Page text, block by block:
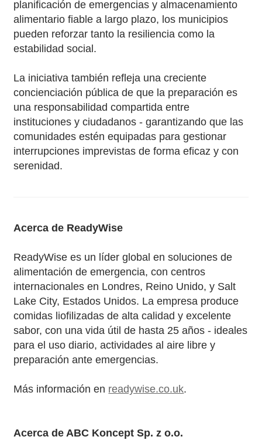
planificación de emergencias y almacenamiento
alimentario fiable a largo plazo, los municipios
pueden reforzar tanto la resiliencia como la
estabilidad social.
La iniciativa también refleja una creciente
concienciación pública de que la preparación es
una responsabilidad compartida entre
instituciones y ciudadanos - garantizando que las
comunidades estén equipadas para gestionar
interrupciones imprevistas de forma eficaz y con
serenidad.
Acerca de ReadyWise
ReadyWise es un líder global en soluciones de
alimentación de emergencia, con centros
internacionales en Londres, Reino Unido, y Salt
Lake City, Estados Unidos. La empresa produce
comidas liofilizadas de alta calidad y excelente
sabor, con una vida útil de hasta 25 años - ideales
para el uso diario, actividades al aire libre y
preparación ante emergencias.
Más información en readywise.co.uk.
Acerca de ABC Koncept Sp. z o.o.